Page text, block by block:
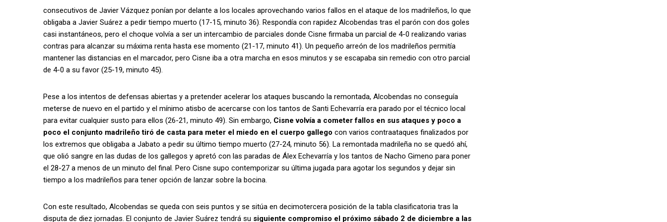
consecutivos de Javier Vázquez ponían por delante a los locales aprovechando varios fallos en el ataque de los madrileños, lo que
obligaba a Javier Suárez a pedir tiempo muerto (17-15, minuto 36). Respondía con rapidez Alcobendas tras el parón con dos goles
casi instantáneos, pero el choque volvía a ser un intercambio de parciales donde Cisne firmaba un parcial de 4-0 realizando varias
contras para alcanzar su máxima renta hasta ese momento (21-17, minuto 41). Un pequeño arreón de los madrileños permitía
mantener las distancias en el marcador, pero Cisne iba a otra marcha en esos minutos y se escapaba sin remedio con otro parcial
de 4-0 a su favor (25-19, minuto 45).
Pese a los intentos de defensas abiertas y a pretender acelerar los ataques buscando la remontada, Alcobendas no conseguía
meterse de nuevo en el partido y el mínimo atisbo de acercarse con los tantos de Santi Echevarría era parado por el técnico local
para evitar cualquier susto para ellos (26-21, minuto 49). Sin embargo, Cisne volvía a cometer fallos en sus ataques y poco a
poco el conjunto madrileño tiró de casta para meter el miedo en el cuerpo gallego con varios contraataques finalizados por
los extremos que obligaba a Jabato a pedir su último tiempo muerto (27-24, minuto 56). La remontada madrileña no se quedó ahí,
que olió sangre en las dudas de los gallegos y apretó con las paradas de Álex Echevarría y los tantos de Nacho Gimeno para poner
el 28-27 a menos de un minuto del final. Pero Cisne supo contemporizar su última jugada para agotar los segundos y dejar sin
tiempo a los madrileños para tener opción de lanzar sobre la bocina.
Con este resultado, Alcobendas se queda con seis puntos y se sitúa en decimotercera posición de la tabla clasificatoria tras la
disputa de diez jornadas. El conjunto de Javier Suárez tendrá su siguiente compromiso el próximo sábado 2 de diciembre a las